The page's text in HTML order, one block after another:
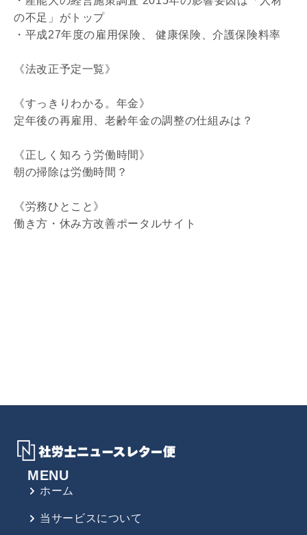
の不足」がトップ
・平成27年度の雇用保険、 健康保険、介護保険料率
《法改正予定一覧》
《すっきりわかる。年金》
定年後の再雇用、老齢年金の調整の仕組みは？
《正しく知ろう労働時間》
朝の掃除は労働時間？
《労務ひとこと》
働き方・休み方改善ポータルサイト
MENU
ホーム
当サービスについて